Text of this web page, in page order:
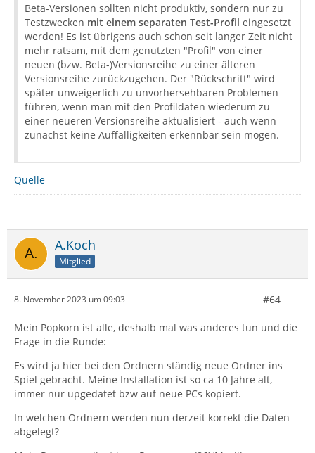
Beta-Versionen sollten nicht produktiv, sondern nur zu
Testzwecken mit einem separaten Test-Profil eingesetzt
werden! Es ist übrigens auch schon seit langer Zeit nicht
mehr ratsam, mit dem genutzten "Profil" von einer
neuen (bzw. Beta-)Versionsreihe zu einer älteren
Versionsreihe zurückzugehen. Der "Rückschritt" wird
später unweigerlich zu unvorhersehbaren Problemen
führen, wenn man mit den Profildaten wiederum zu
einer neueren Versionsreihe aktualisiert - auch wenn
zunächst keine Auffälligkeiten erkennbar sein mögen.
Quelle
A.Koch
Mitglied
8. November 2023 um 09:03 #64
Mein Popkorn ist alle, deshalb mal was anderes tun und die
Frage in die Runde:
Es wird ja hier bei den Ordnern ständig neue Ordner ins
Spiel gebracht. Meine Installation ist so ca 10 Jahre alt,
immer nur upgedatet bzw auf neue PCs kopiert.
In welchen Ordnern werden nun derzeit korrekt die Daten
abgelegt?